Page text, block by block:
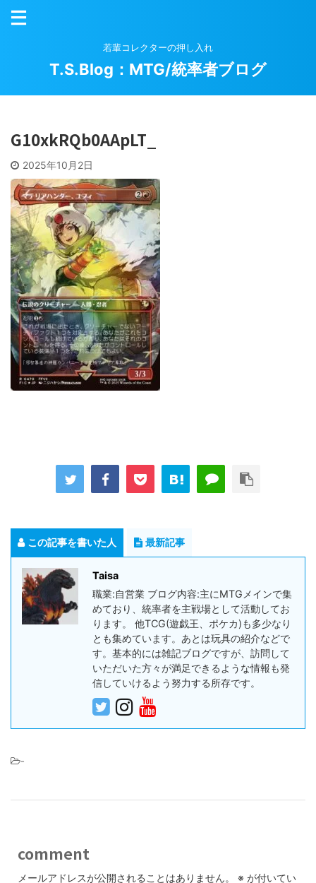
若輩コレクターの押し入れ
T.S.Blog：MTG/統率者ブログ
G10xkRQb0AApLT_
2025年10月2日
この記事を書いた人 最新記事
Taisa
職業:自営業 ブログ内容:主にMTGメインで集
めており、統率者を主戦場として活動してお
ります。 他TCG(遊戯王、ポケカ)も多少なり
とも集めています。あとは玩具の紹介などで
す。基本的には雑記ブログですが、訪問して
いただいた方々が満足できるような情報も発
信していけるよう努力する所存です。
-
comment
メールアドレスが公開されることはありません。 ※ が付いてい